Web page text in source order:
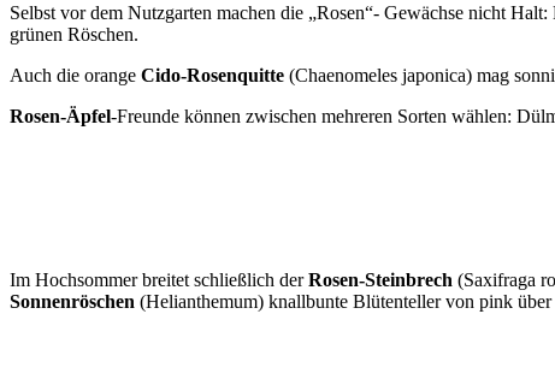
Selbst vor dem Nutzgarten machen die „Rosen“- Gewächse nicht
grünen Röschen.
Auch die orange Cido-Rosenquitte (Chaenomeles japonica) mag
Rosen-Äpfel-Freunde können zwischen mehreren Sorten wählen:
Im Hochsommer breitet schließlich derRosen-Steinbrech (Saxifraga
Sonnenröschen (Helianthemum) knallbunte Blütenteller von pink über